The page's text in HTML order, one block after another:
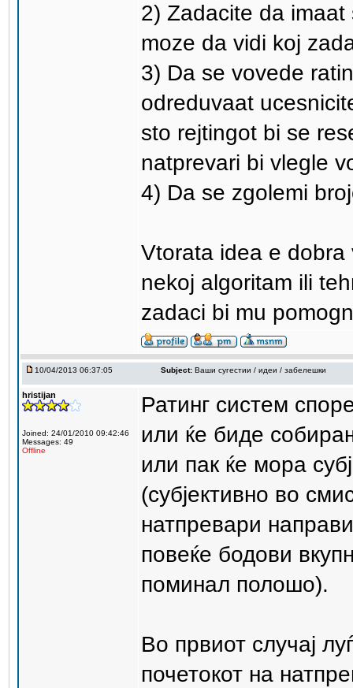
2) Zadacite da
moze da vidi koj
3) Da se vovede
odreduvaat
sto rejtingot bi se
natprevari bi vlegle
4) Da se zgolemi
Vtorata idea e
nekoj algoritam ili
zadaci bi mu
10/04/2013 06:37:05 Subject: Ваши сугестии / идеи / забелешки
hristijan
Joined: 24/01/2010 09:42:46
Messages: 49
Offline
Ратинг систем
или ќе биде
или пак ќе мора
(субјективно во
натпревари
повеќе бодови
поминал полошо).
Во првиот случај
почетокот на